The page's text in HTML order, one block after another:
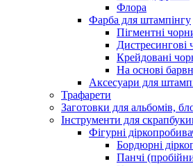
Флора
Фарба для штампінгу
Пігментні
Дистресингові
Крейдовані
На основі
Аксесуари для
Трафарети
Заготовки для альбомів,
Інструменти для
Фігурні
Бордюрні
Панчі